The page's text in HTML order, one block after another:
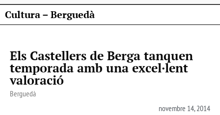
Cultura – Berguedà
Els Castellers de Berga tanquen
temporada amb una excel·lent
valoració
Berguedà
novembre 14, 2014